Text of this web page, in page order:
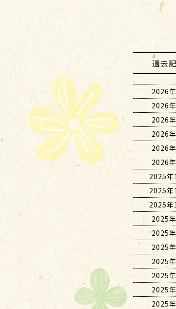
過去
2026
2026
2026
2026
2026
2026
2025年
2025年
2025年
2025
2025
2025
2025
2025
2025
2025